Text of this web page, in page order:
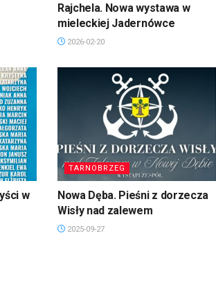
Rajchela. Nowa wystawa w
mieleckiej Jadernówce
2026-02-20
w
TARNOBRZEG
Nowa Dęba. Pieśni z dorzecza
Wisły nad zalewem
2025-09-27